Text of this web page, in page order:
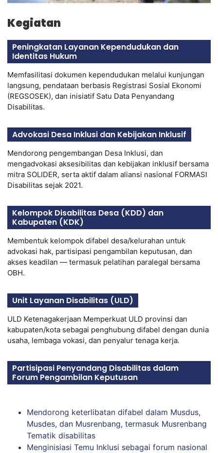
Kegiatan
Peningkatan Layanan Kependudukan dan
Identitas Hukum
Memfasilitasi dokumen kependudukan melalui kunjungan
langsung, pendataan berbasis Registrasi Sosial Ekonomi
(REGSOSEK), dan inisiatif Satu Data Penyandang
Disabilitas.
Advokasi Desa Inklusi dan Kebijakan Inklusif
Mendorong pengembangan Desa Inklusi, dan
mengadvokasi aksesibilitas dan kebijakan inklusif bersama
mitra SOLIDER, serta aktif dalam aliansi nasional FORMASI
Disabilitas sejak 2021.
Kelompok Disabilitas Desa (KDD) dan
Kabupaten (KDK)
Membentuk kelompok difabel desa/kelurahan untuk
advokasi hak, partisipasi pengambilan keputusan, dan
akses keadilan — termasuk pelatihan paralegal bersama
OBH.
Unit Layanan Disabilitas (ULD)
ULD Ketenagakerjaan Memperkuat ULD provinsi dan
kabupaten/kota sebagai penghubung difabel dengan dunia
usaha, lembaga vokasi, dan penyalur tenaga kerja.
Partisipasi Penyandang Disabilitas dalam
Forum Pengambilan Keputusan
Mendorong keterlibatan difabel dalam Musdus,
Musdes, dan Musrenbang, termasuk Musrenbang
Tematik disabilitas
Menginisiasi Temu Inklusi sebagai forum nasional